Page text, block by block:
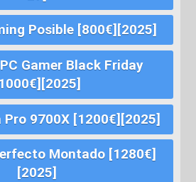
Posible [800€][2025]
Gamer Black Friday
9700X [1200€][2025]
Montado [1280€]
[2025]